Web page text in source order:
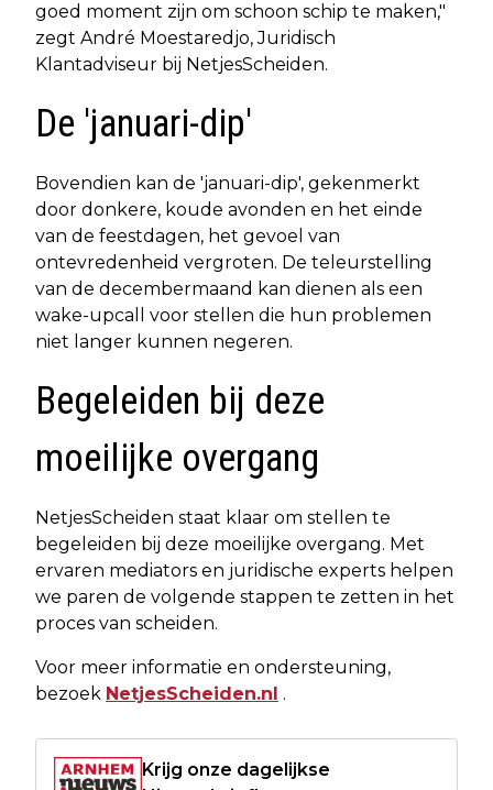
goed moment zijn om schoon schip te maken,"
zegt André Moestaredjo, Juridisch
Klantadviseur bij NetjesScheiden.
De 'januari-dip'
Bovendien kan de 'januari-dip', gekenmerkt
door donkere, koude avonden en het einde
van de feestdagen, het gevoel van
ontevredenheid vergroten. De teleurstelling
van de decembermaand kan dienen als een
wake-upcall voor stellen die hun problemen
niet langer kunnen negeren.
Begeleiden bij deze
moeilijke overgang
NetjesScheiden staat klaar om stellen te
begeleiden bij deze moeilijke overgang. Met
ervaren mediators en juridische experts helpen
we paren de volgende stappen te zetten in het
proces van scheiden.
Voor meer informatie en ondersteuning,
bezoek NetjesScheiden.nl .
Krijg onze dagelijkse